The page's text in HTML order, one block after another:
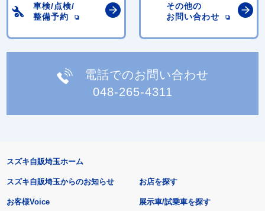
車検/点検/
整備予約
その他の
お問い合わせ
電話でのお問い合わせ
048-265-4311
スズキ自販埼玉ホーム
スズキ自販埼玉からのお知らせ
お客様Voice
お店を探す
展示車/試乗車を探す